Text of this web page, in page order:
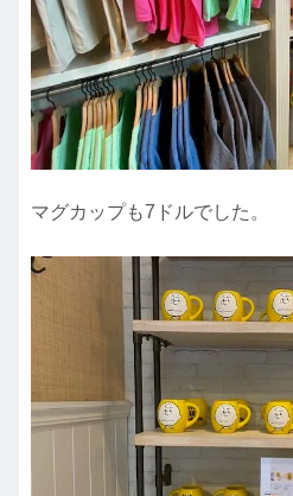
マグカップも7ドルでした。